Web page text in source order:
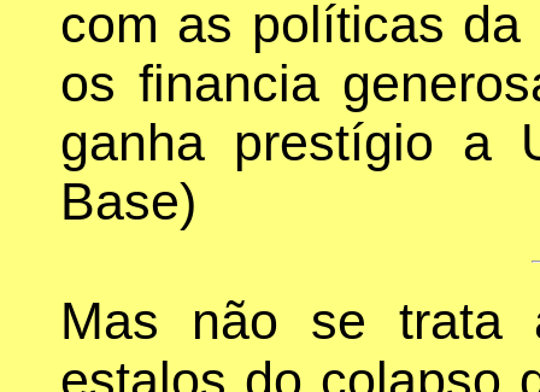
com as políticas da
os financia
ganha prestígio a
Base)
Mas não se trata
estalos do colapso